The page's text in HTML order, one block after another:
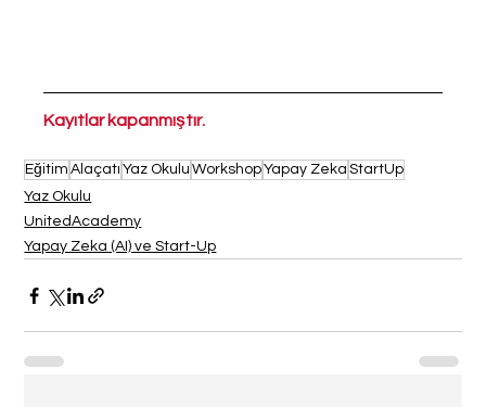
Kayıtlar kapanmıştır.
Eğitim Alaçatı Yaz Okulu WorkshopYapay Zeka StartUp
Yaz Okulu
UnitedAcademy
Yapay Zeka (AI) ve Start-Up